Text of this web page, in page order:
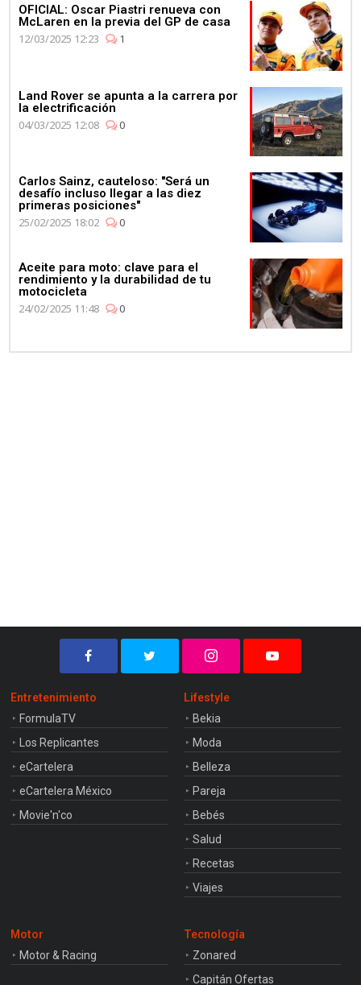
OFICIAL: Oscar Piastri renueva con
McLaren en la previa del GP de casa
12/03/2025 12:23
1
Land Rover se apunta a la carrera por
la electrificación
04/03/2025 12:08
0
Carlos Sainz, cauteloso: "Será un
desafío incluso llegar a las diez
primeras posiciones"
25/02/2025 18:02
0
Aceite para moto: clave para el
rendimiento y la durabilidad de tu
motocicleta
24/02/2025 11:48
0
Entretenimiento
FormulaTV
Los Replicantes
eCartelera
eCartelera México
Movie'n'co
Lifestyle
Bekia
Moda
Belleza
Pareja
Bebés
Salud
Recetas
Viajes
Motor
Motor & Racing
Tecnología
Zonared
Capitán Ofertas